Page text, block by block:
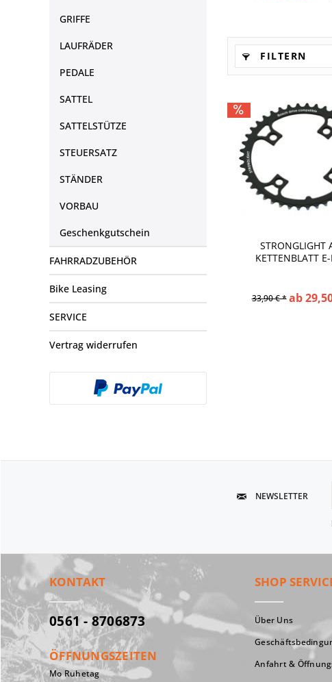
GRIFFE
LAUFRÄDER
PEDALE
SATTEL
SATTELSTÜTZE
STEUERSATZ
STÄNDER
VORBAU
Geschenkgutschein
FAHRRADZUBEHÖR
Bike Leasing
SERVICE
Vertrag widerrufen
FILTERN
STRONGLIGHT
KETTENBLATT
33,90 € *ab
NEWSLETTER
KONTAKT
0561 - 8706873
ÖFFNUNGSZEITEN
Mo Ruhetag
SHOP
Über Uns
Anfahrt &